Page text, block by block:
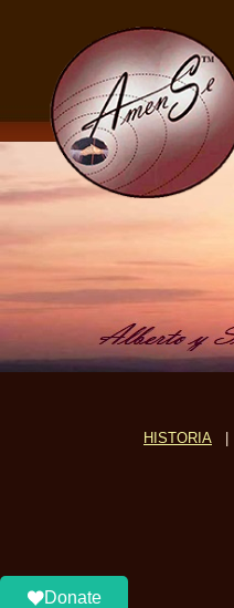
HISTORIA
Donate